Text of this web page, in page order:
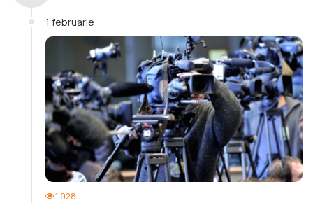
1 februarie
1.928